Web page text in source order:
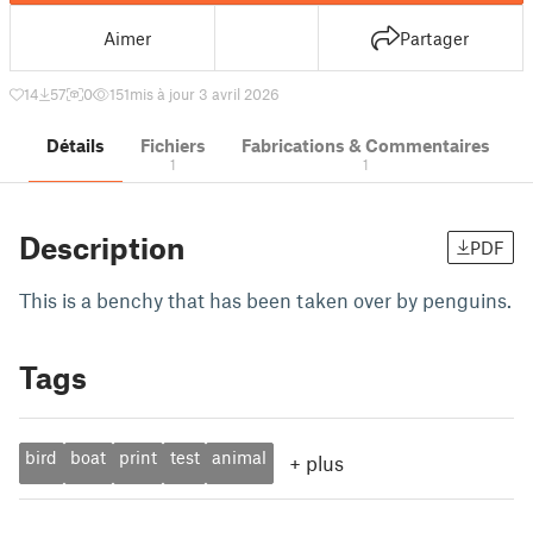
Aimer Partager
14 57 0 151mis à jour 3 avril 2026
Détails Fichiers
1
Fabrications & Commentaires
1
Description PDF
This is a benchy that has been taken over by penguins.
Tags
bird boat print test animal + plus